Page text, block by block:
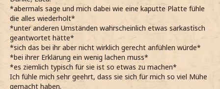
*abermals sage und mich dabei wie eine kaputte Platte fühle
die alles wiederholt*
*unter anderen Umständen wahrscheinlich etwas sarkastisch
geantwortet hätte*
*sich das bei ihr aber nicht wirklich gerecht anfühlen würde*
*bei ihrer Erklärung ein wenig lachen muss*
*es ziemlich typisch für sie ist so etwas zu machen*
Ich fühle mich sehr geehrt, dass sie sich für mich so viel Mühe
gemacht haben.